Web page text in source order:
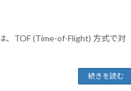
、TOF (Time-of-Flight) 方式で対
続きを読む